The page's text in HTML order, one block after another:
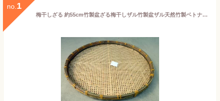
no. 1
梅干しざる 約55cm竹製盆ざる梅干しザル竹製盆ザル天然竹製ベトナム製